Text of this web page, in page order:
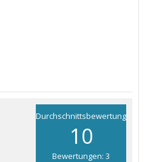
Durchschnittsbewertung
10
Bewertungen: 3